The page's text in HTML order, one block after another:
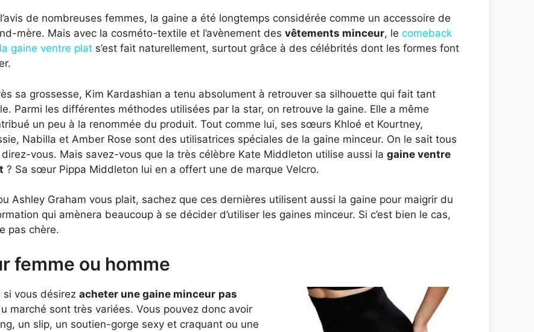
de nombreuses femmes, la gaine a été longtemps considérée comme un accessoire de
mère. Mais avec la cosméto-textile et l’avènement des vêtements minceur, le comeback
gaine ventre plats’est fait naturellement, surtout grâce à des célébrités dont les formes font
sa grossesse, Kim Kardashian a tenu absolument à retrouver sa silhouette qui fait tant
Parmi les différentes méthodes utilisées par la star, on retrouve la gaine. Elle a même
un peu à la renommée du produit. Tout comme lui, ses sœurs Khloé et Kourtney,
Nabilla et Amber Rose sont des utilisatrices spéciales de la gaine minceur. On le sait tous
direz-vous. Mais savez-vous que la très célèbre Kate Middleton utilise aussi la gaine ventre
? Sa sœur Pippa Middleton lui en a offert une de marque Velcro.
Ashley Graham vous plait, sachez que ces dernières utilisent aussi la gaine pour maigrir du
qui amènera beaucoup à se décider d’utiliser les gaines minceur. Si c’est bien le cas,
pas chère.
femme ou homme
si vous désirez acheter une gaine minceur pas
marché sont très variées. Vous pouvez donc avoir
un slip, un soutien-gorge sexy et craquant ou une